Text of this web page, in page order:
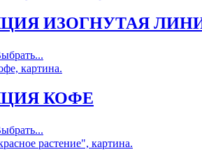
ИЗОГНУТАЯ
КОФЕ